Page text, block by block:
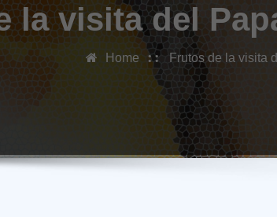
la visita del
Home Frutos de la visita